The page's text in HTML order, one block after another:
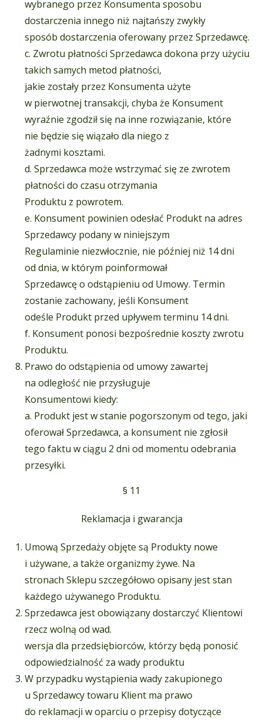
wybranego przez Konsumenta sposobu
dostarczenia innego niż najtańszy zwykły
sposób dostarczenia oferowany przez Sprzedawcę.
c. Zwrotu płatności Sprzedawca dokona przy użyciu
takich samych metod płatności,
jakie zostały przez Konsumenta użyte
w pierwotnej transakcji, chyba że Konsument
wyraźnie zgodził się na inne rozwiązanie, które
nie będzie się wiązało dla niego z
żadnymi kosztami.
d. Sprzedawca może wstrzymać się ze zwrotem
płatności do czasu otrzymania
Produktu z powrotem.
e. Konsument powinien odesłać Produkt na adres
Sprzedawcy podany w niniejszym
Regulaminie niezwłocznie, nie później niż 14 dni
od dnia, w którym poinformował
Sprzedawcę o odstąpieniu od Umowy. Termin
zostanie zachowany, jeśli Konsument
odeśle Produkt przed upływem terminu 14 dni.
f. Konsument ponosi bezpośrednie koszty zwrotu
Produktu.
Prawo do odstąpienia od umowy zawartej
na odległość nie przysługuje
Konsumentowi kiedy:
a. Produkt jest w stanie pogorszonym od tego, jaki
oferował Sprzedawca, a konsument nie zgłosił
tego faktu w ciągu 2 dni od momentu odebrania
przesyłki.
§ 11
Reklamacja i gwarancja
Umową Sprzedaży objęte są Produkty nowe
i używane, a także organizmy żywe. Na
stronach Sklepu szczegółowo opisany jest stan
każdego używanego Produktu.
Sprzedawca jest obowiązany dostarczyć Klientowi
rzecz wolną od wad.
wersja dla przedsiębiorców, którzy będą ponosić
odpowiedzialność za wady produktu
W przypadku wystąpienia wady zakupionego
u Sprzedawcy towaru Klient ma prawo
do reklamacji w oparciu o przepisy dotyczące